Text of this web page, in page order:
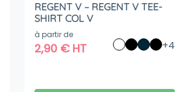
REGENT V – REGENT V TEE-
SHIRT COL V
à partir de
2,90 €HT +4